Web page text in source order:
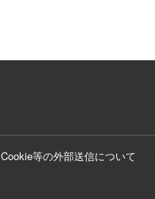
Cookie等の外部送信について